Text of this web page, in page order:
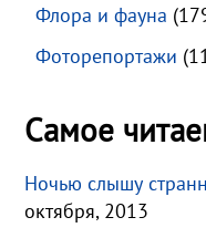
Флора и фауна
Фоторепортажи
Самое
Ночью слышу
октября, 2013